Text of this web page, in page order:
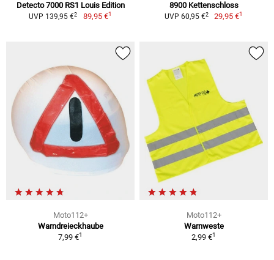
Detecto 7000 RS1 Louis Edition
UVP 139,95 €2 89,95 €1
8900 Kettenschloss
UVP 60,95 €2 29,95 €1
Moto112+
Warndreieckhaube
7,99 €1
Moto112+
Warnweste
2,99 €1